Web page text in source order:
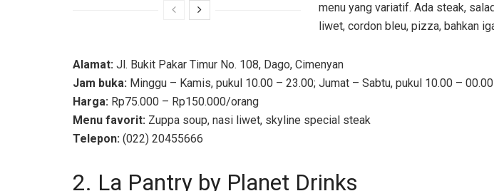
menu yang variatif. Ada steak,
liwet, cordon bleu, pizza, bahkan
Alamat: Jl. Bukit Pakar Timur No. 108, Dago, Cimenyan
Jam buka: Minggu – Kamis, pukul 10.00 – 23.00; Jumat – Sabtu, pukul 10.00 – 00.00
Harga: Rp75.000 – Rp150.000/orang
Menu favorit: Zuppa soup, nasi liwet, skyline special steak
Telepon: (022) 20455666
2. La Pantry by Planet Drinks